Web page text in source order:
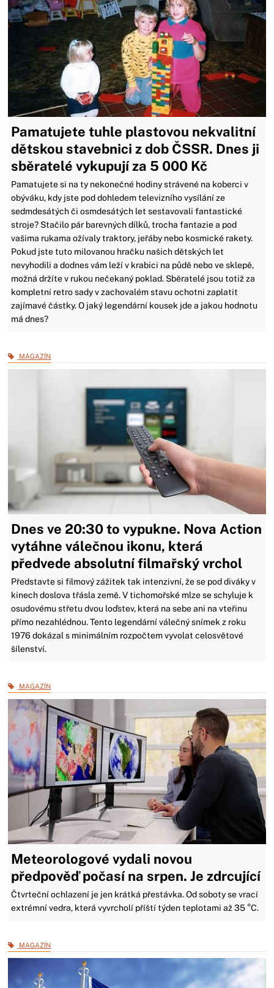
Pamatujete tuhle plastovou nekvalitní
dětskou stavebnici z dob ČSSR. Dnes ji
sběratelé vykupují za 5 000 Kč
Pamatujete si na ty nekonečné hodiny strávené na koberci v
obýváku, kdy jste pod dohledem televizního vysílání ze
sedmdesátých či osmdesátých let sestavovali fantastické
stroje? Stačilo pár barevných dílků, trocha fantazie a pod
vašima rukama ožívaly traktory, jeřáby nebo kosmické rakety.
Pokud jste tuto milovanou hračku našich dětských let
nevyhodili a dodnes vám leží v krabici na půdě nebo ve sklepě,
možná držíte v rukou nečekaný poklad. Sběratelé jsou totiž za
kompletní retro sady v zachovalém stavu ochotni zaplatit
zajímavé částky. O jaký legendární kousek jde a jakou hodnotu
má dnes?
MAGAZÍN
Dnes ve 20:30 to vypukne. Nova Action
vytáhne válečnou ikonu, která
předvede absolutní filmařský vrchol
Představte si filmový zážitek tak intenzivní, že se pod diváky v
kinech doslova třásla země. V tichomořské mlze se schyluje k
osudovému střetu dvou loďstev, která na sebe ani na vteřinu
přímo nezahlédnou. Tento legendární válečný snímek z roku
1976 dokázal s minimálním rozpočtem vyvolat celosvětové
šílenství.
MAGAZÍN
Meteorologové vydali novou
předpověď počasí na srpen. Je zdrcující
Čtvrteční ochlazení je jen krátká přestávka. Od soboty se vrací
extrémní vedra, která vyvrcholí příští týden teplotami až 35 °C.
MAGAZÍN